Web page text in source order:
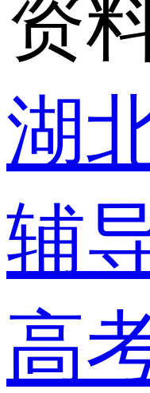
资
湖
辅
高